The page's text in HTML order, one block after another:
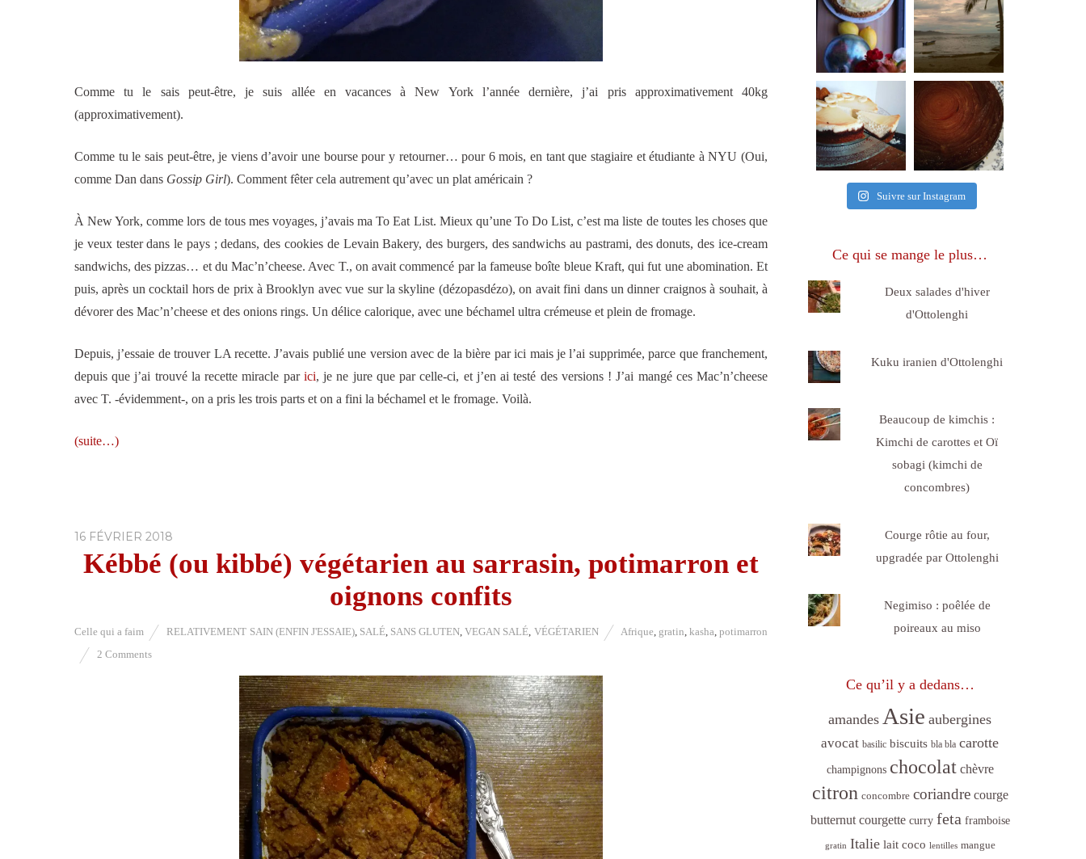
Comme tu le sais peut-être, je suis allée en vacances à New York l’année dernière, j’ai pris approximativement 40kg
(approximativement).
Comme tu le sais peut-être, je viens d’avoir une bourse pour y retourner… pour 6 mois, en tant que stagiaire et étudiante à NYU (Oui,
comme Dan dans Gossip Girl). Comment fêter cela autrement qu’avec un plat américain ?
À New York, comme lors de tous mes voyages, j’avais ma To Eat List. Mieux qu’une To Do List, c’est ma liste de toutes les choses que
je veux tester dans le pays ; dedans, des cookies de Levain Bakery, des burgers, des sandwichs au pastrami, des donuts, des ice-cream
sandwichs, des pizzas… et du Mac’n’cheese. Avec T., on avait commencé par la fameuse boîte bleue Kraft, qui fut une abomination. Et
puis, après un cocktail hors de prix à Brooklyn avec vue sur la skyline (dézopasdézo), on avait fini dans un dinner craignos à souhait, à
dévorer des Mac’n’cheese et des onions rings. Un délice calorique, avec une béchamel ultra crémeuse et plein de fromage.
Depuis, j’essaie de trouver LA recette. J’avais publié une version avec de la bière par ici mais je l’ai supprimée, parce que franchement,
depuis que j’ai trouvé la recette miracle par ici, je ne jure que par celle-ci, et j’en ai testé des versions ! J’ai mangé ces Mac’n’cheese
avec T. -évidemment-, on a pris les trois parts et on a fini la béchamel et le fromage. Voilà.
(suite…)
16 FÉVRIER 2018
Kébbé (ou kibbé) végétarien au sarrasin, potimarron et
oignons confits
Celle qui a faim RELATIVEMENT SAIN (ENFIN J'ESSAIE), SALÉ, SANS GLUTEN,VEGAN SALÉ, VÉGÉTARIEN Afrique, gratin, kasha,potimarron
2 Comments
Suivre sur Instagram
Ce qui se mange le plus…
Deux salades d'hiver
d'Ottolenghi
Kuku iranien d'Ottolenghi
Beaucoup de kimchis :
Kimchi de carottes et Oï
sobagi (kimchi de
concombres)
Courge rôtie au four,
upgradée par Ottolenghi
Negimiso : poêlée de
poireaux au miso
Ce qu’il y a dedans…
amandes Asie aubergines
avocat basilic biscuits bla bla carotte
champignons chocolat chèvre
citron concombre coriandre courge
butternut courgette curry feta framboise
gratin Italie lait coco lentilles mangue